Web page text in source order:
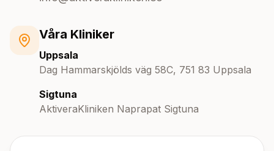
Våra Kliniker
Uppsala
Dag Hammarskjölds väg 58C, 751 83 Uppsala
Sigtuna
AktiveraKliniken Naprapat Sigtuna